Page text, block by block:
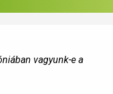
vagyunk-e a